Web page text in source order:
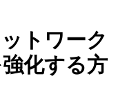
トワーク
化する方